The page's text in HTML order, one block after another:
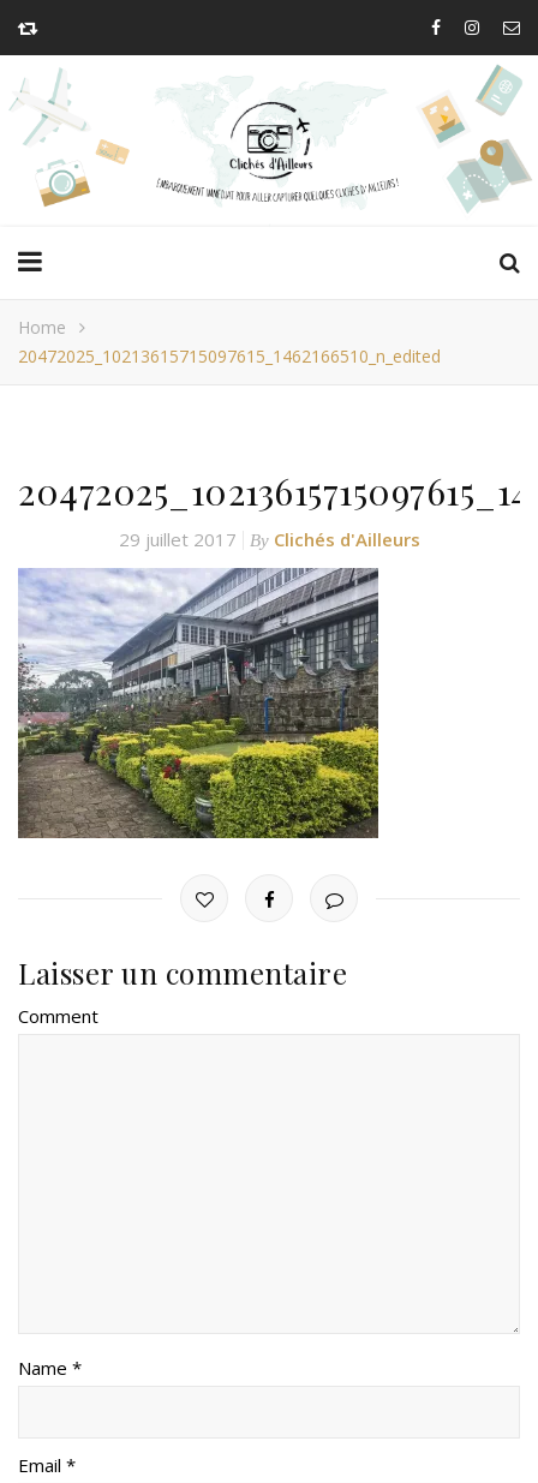
Home
20472025_10213615715097615_1462166510_n_edited
29 juillet 2017 By Clichés d'Ailleurs
Laisser un commentaire
Comment
Name *
Email *